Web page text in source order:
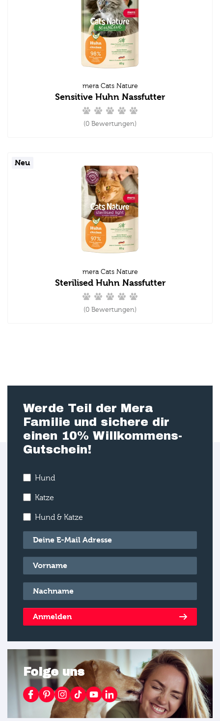
mera Cats Nature
Sensitive Huhn Nassfutter
(0 Bewertungen)
Neu
mera Cats Nature
Sterilised Huhn Nassfutter
(0 Bewertungen)
Werde Teil der Mera
Familie und sichere dir
einen 10% Willkommens-
Gutschein!
Hund
Katze
Hund & Katze
E-Mail*
Vorname*
Nachname*
Anmelden
Folge uns